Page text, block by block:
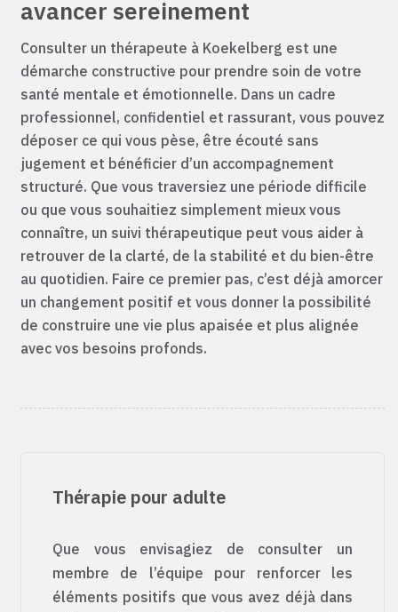
avancer sereinement
Consulter un thérapeute à Koekelberg est une
démarche constructive pour prendre soin de votre
santé mentale et émotionnelle. Dans un cadre
professionnel, confidentiel et rassurant, vous pouvez
déposer ce qui vous pèse, être écouté sans
jugement et bénéficier d’un accompagnement
structuré. Que vous traversiez une période difficile
ou que vous souhaitiez simplement mieux vous
connaître, un suivi thérapeutique peut vous aider à
retrouver de la clarté, de la stabilité et du bien-être
au quotidien. Faire ce premier pas, c’est déjà amorcer
un changement positif et vous donner la possibilité
de construire une vie plus apaisée et plus alignée
avec vos besoins profonds.
Thérapie pour adulte
Que vous envisagiez de consulter un
membre de l’équipe pour renforcer les
éléments positifs que vous avez déjà dans